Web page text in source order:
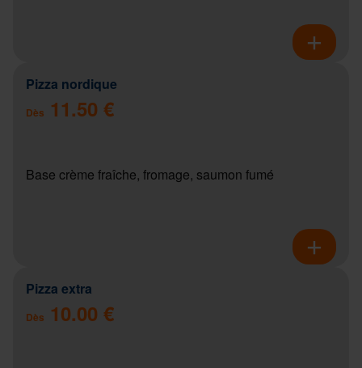
Pizza nordique
Dès 11.50 €
Base crème fraîche, fromage, saumon fumé
Pizza extra
Dès 10.00 €